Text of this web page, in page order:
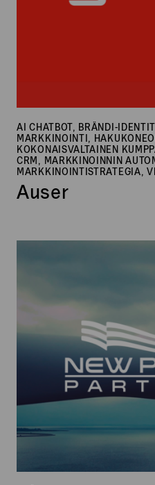
AI CHATBOT, BRÄNDI-
MARKKINOINTI,
KOKONAISVALTAINEN
CRM, MARKKINOINNIN
MARKKINOINTISTRATEGIA,
Auser